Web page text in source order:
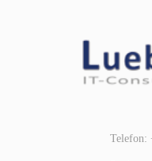
Telefon: